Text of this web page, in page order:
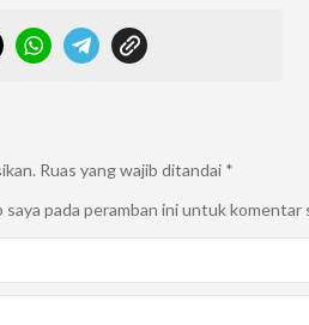
Ruas yang wajib ditandai *
saya pada peramban ini untuk komentar